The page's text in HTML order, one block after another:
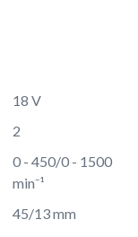
18 V
2
0 - 450/0 - 1500
min⁻¹
45/13 mm